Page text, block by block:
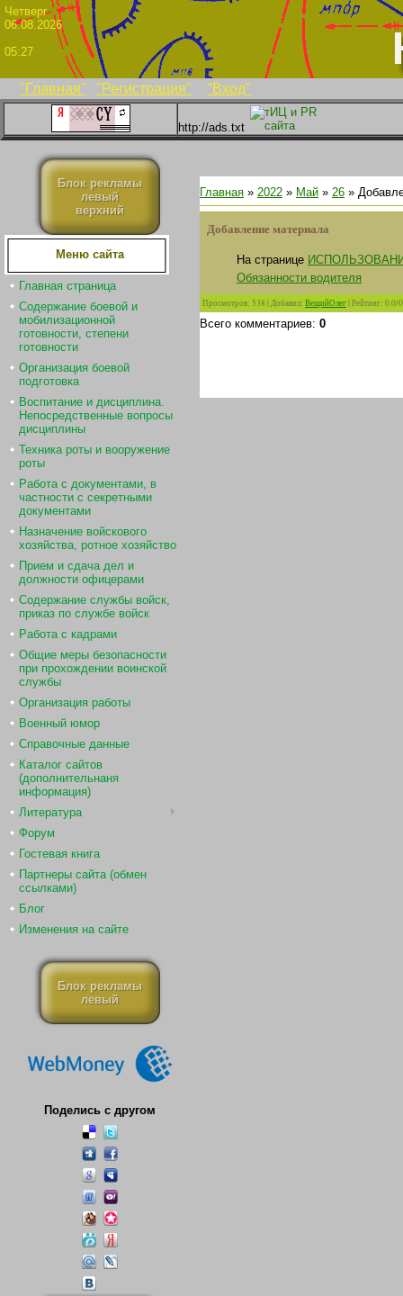
"Главная" "Регистрация" "Вход"
06.08.2026
05:27
http://ads.txt
Блок рекламы
левый
верхний
Меню сайта
Главная страница
Содержание боевой и
мобилизационной
готовности, степени
готовности
Организация боевой
подготовка
Воспитание и дисциплина.
Непосредственные вопросы
дисциплины
Техника роты и вооружение
роты
Работа с документами, в
частности с секретными
документами
Назначение войскового
хозяйства, ротное хозяйство
Прием и сдача дел и
должности офицерами
Содержание службы войск,
приказ по службе войск
Работа с кадрами
Общие меры безопасности
при прохождении воинской
службы
Организация работы
Военный юмор
Справочные данные
Каталог сайтов
(дополнительнаня
информация)
Литература
Форум
Гостевая книга
Партнеры сайта (обмен
ссылками)
Блог
Изменения на сайте
Блок рекламы
левый
Поделись с другом
Главная » 2022 » Май » 26 »
Добавление материала
На странице
Обязанности водителя
Просмотров: 538 |Добавил: ВещийОлег|Рейтинг: 0.0/0
Всего комментариев: 0